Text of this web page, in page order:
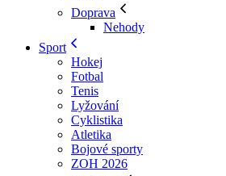
Doprava
Nehody
Sport
Hokej
Fotbal
Tenis
Lyžování
Cyklistika
Atletika
Bojové sporty
ZOH 2026